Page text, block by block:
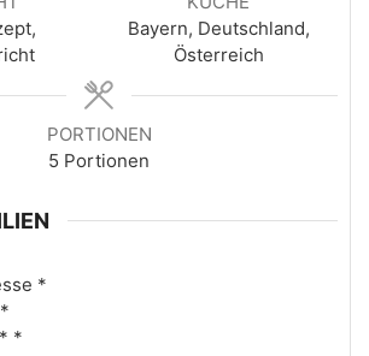
Bayern, Deutschland,
Österreich
PORTIONEN
5 Portionen
*
*
*